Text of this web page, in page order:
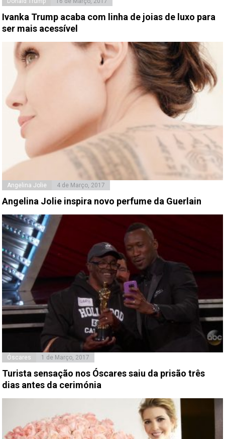
Ivanka Trump acaba com linha de joias de luxo para
ser mais acessível
Angelina Jolie 4 de Março, 2017
Angelina Jolie inspira novo perfume da Guerlain
Óscares 1 de Março, 2017
Turista sensação nos Óscares saiu da prisão três
dias antes da cerimónia